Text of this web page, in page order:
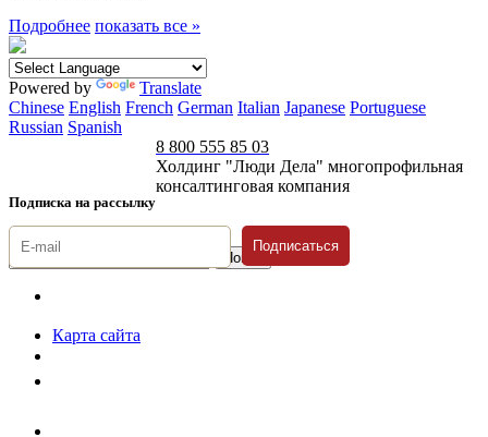
Подробнее показать все »
Powered by
Translate
Chinese English French German Italian Japanese Portuguese
Russian Spanish
Подписка на рассылку
8 800 555 85 03
Холдинг "Люди Дела" многопрофильная
консалтинговая компания
Подписаться
Карта сайта